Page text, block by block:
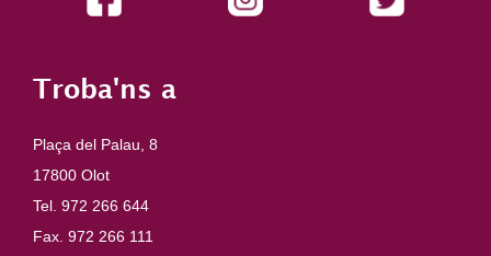
Troba'ns a
Plaça del Palau, 8
17800 Olot
Tel. 972 266 644
Fax. 972 266 111